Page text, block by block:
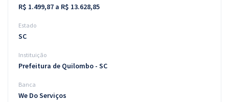
R$ 1.499,87 a R$ 13.628,85
Estado
SC
Instituição
Prefeitura de Quilombo - SC
Banca
We Do Serviços